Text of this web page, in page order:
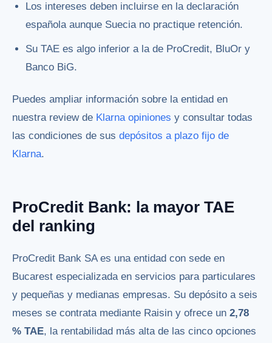
Los intereses deben incluirse en la declaración
española aunque Suecia no practique retención.
Su TAE es algo inferior a la de ProCredit, BluOr y
Banco BiG.
Puedes ampliar información sobre la entidad en
nuestra review de Klarna opiniones y consultar todas
las condiciones de sus depósitos a plazo fijo de
Klarna.
ProCredit Bank: la mayor TAE
del ranking
ProCredit Bank SA es una entidad con sede en
Bucarest especializada en servicios para particulares
y pequeñas y medianas empresas. Su depósito a seis
meses se contrata mediante Raisin y ofrece un 2,78
% TAE, la rentabilidad más alta de las cinco opciones